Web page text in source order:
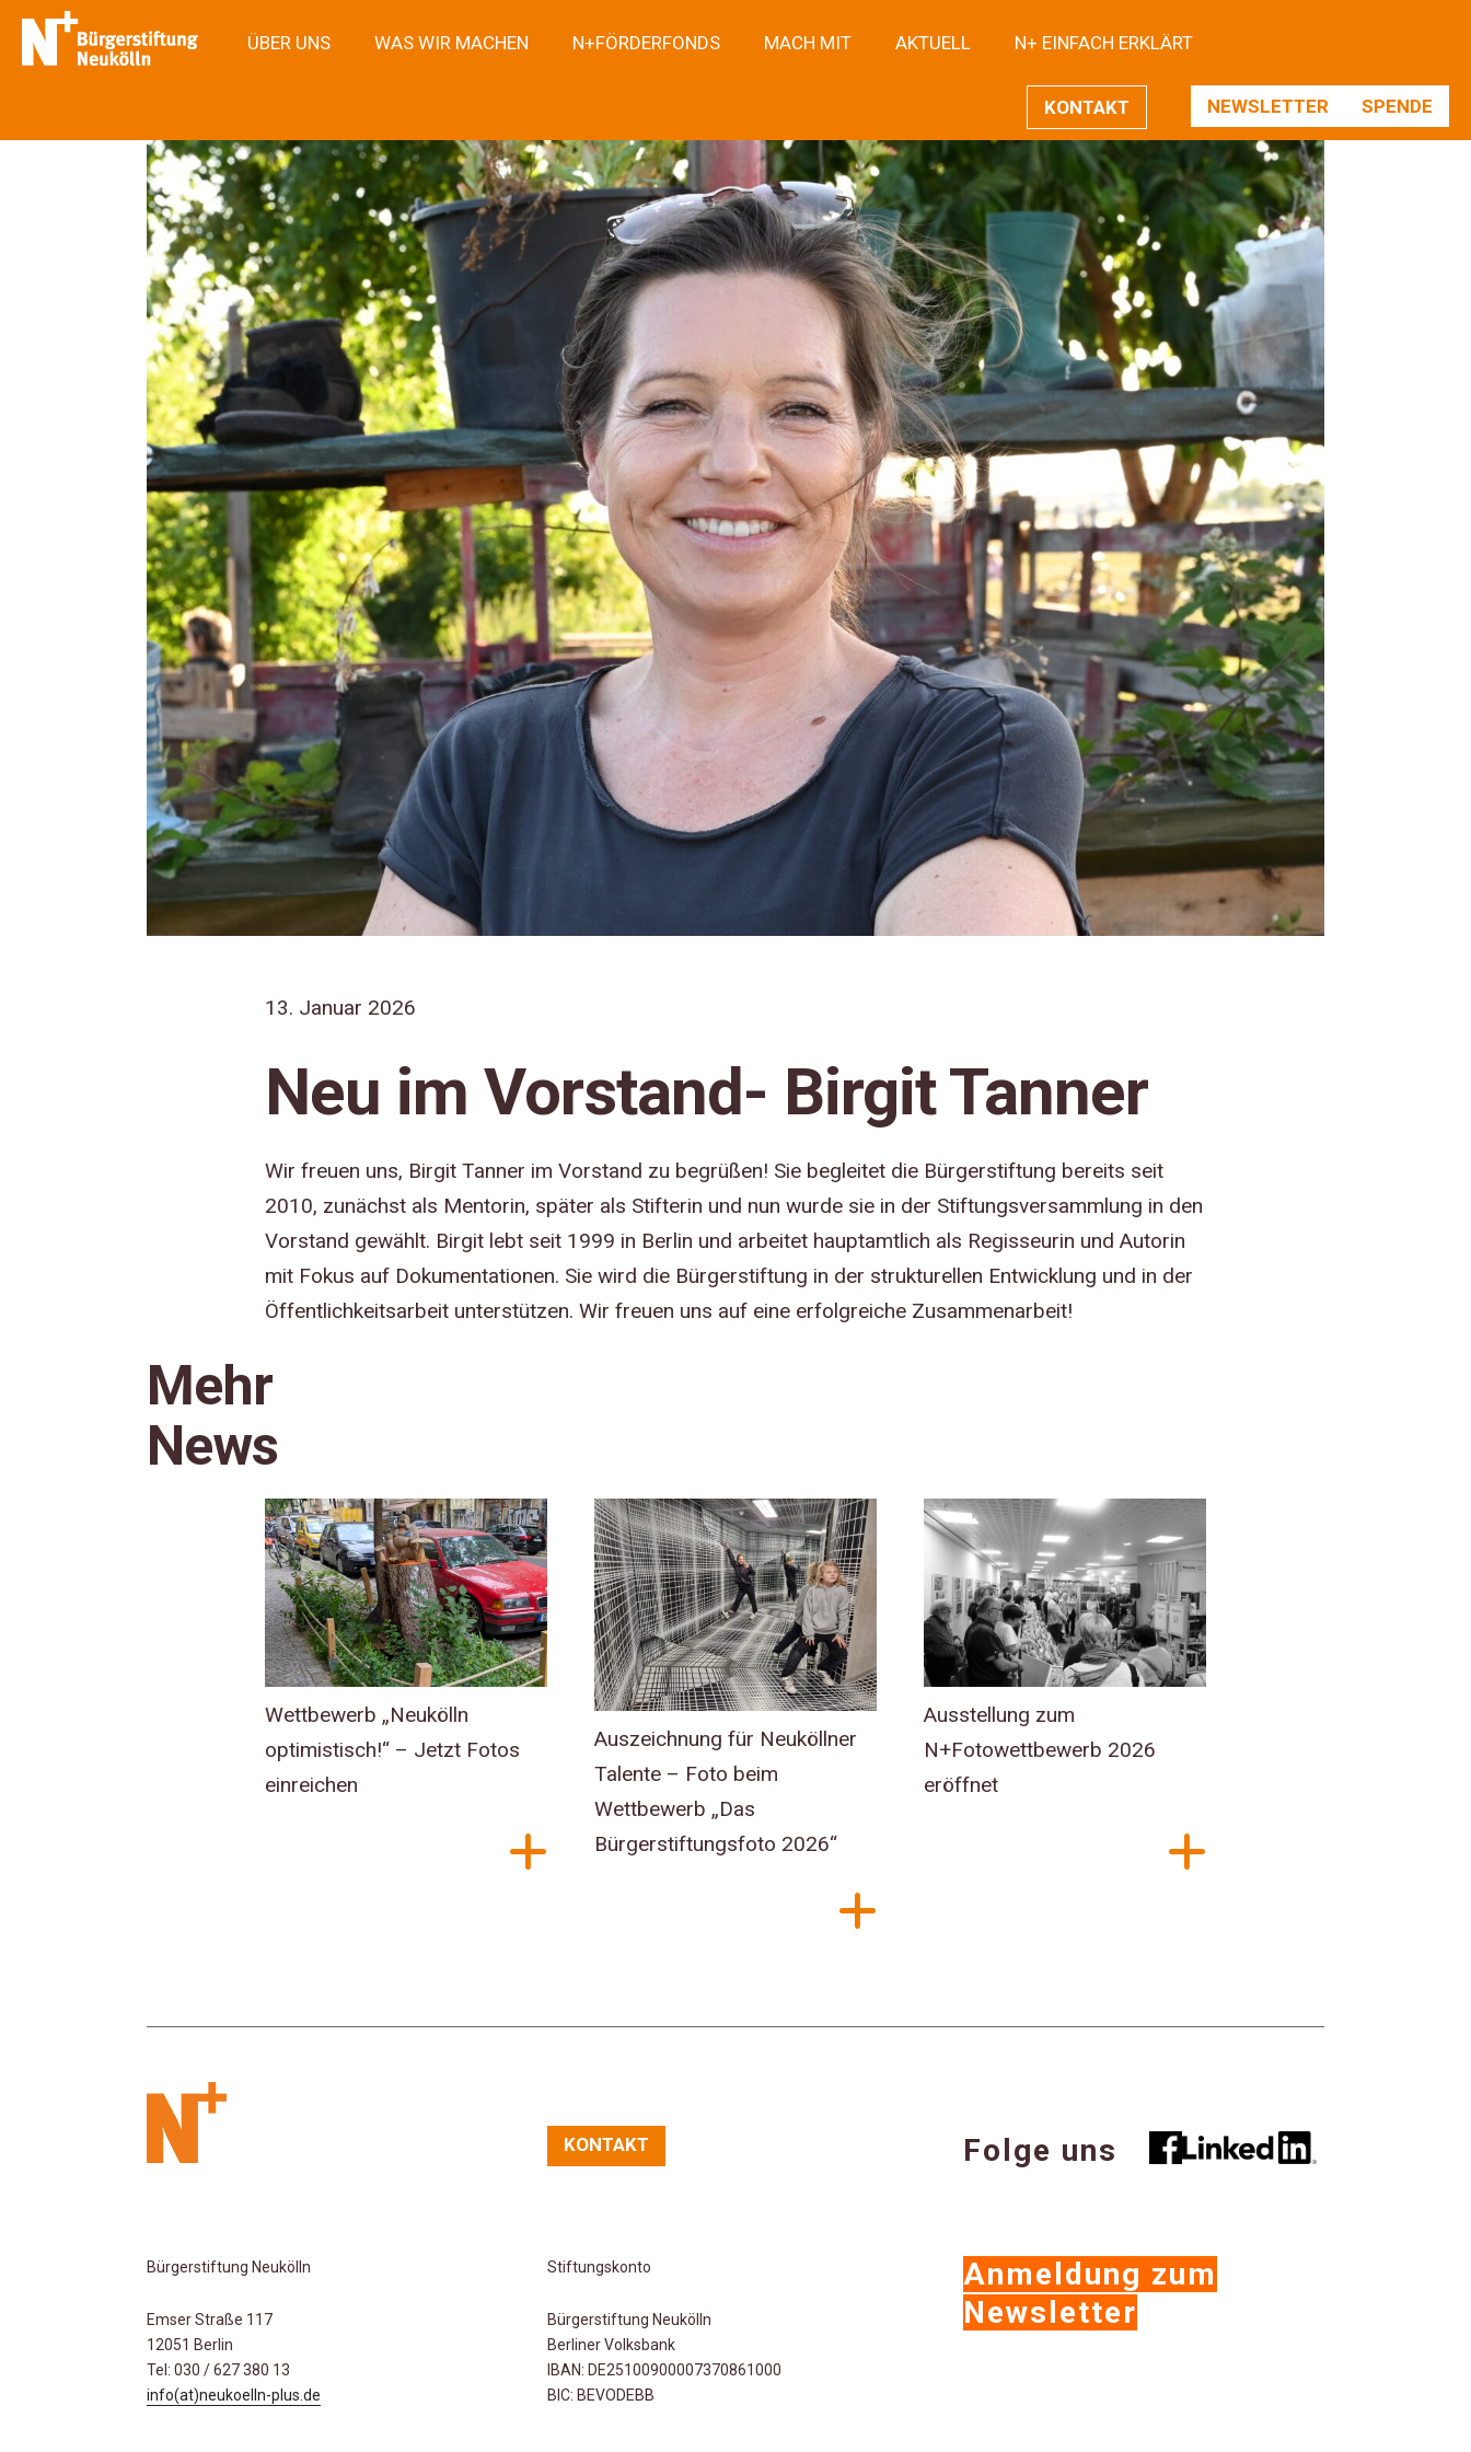
ÜBER UNS WAS WIR MACHEN N+FÖRDERFONDS MACH MIT AKTUELL N+ EINFACH ERKLÄRT
KONTAKT NEWSLETTER SPENDE
13. Januar 2026
Neu im Vorstand- Birgit Tanner
Wir freuen uns, Birgit Tanner im Vorstand zu begrüßen! Sie begleitet die Bürgerstiftung bereits seit
2010, zunächst als Mentorin, später als Stifterin und nun wurde sie in der Stiftungsversammlung in den
Vorstand gewählt. Birgit lebt seit 1999 in Berlin und arbeitet hauptamtlich als Regisseurin und Autorin
mit Fokus auf Dokumentationen. Sie wird die Bürgerstiftung in der strukturellen Entwicklung und in der
Öffentlichkeitsarbeit unterstützen. Wir freuen uns auf eine erfolgreiche Zusammenarbeit!
Mehr
News
Wettbewerb „Neukölln
optimistisch!“ – Jetzt Fotos
einreichen
Auszeichnung für Neuköllner
Talente – Foto beim
Wettbewerb „Das
Bürgerstiftungsfoto 2026“
Ausstellung zum
N+Fotowettbewerb 2026
eröffnet
KONTAKT Folge uns
Bürgerstiftung Neukölln
Emser Straße 117
12051 Berlin
Tel: 030 / 627 380 13
info(at)neukoelln-plus.de
Stiftungskonto
Bürgerstiftung Neukölln
Berliner Volksbank
IBAN: DE25100900007370861000
BIC: BEVODEBB
Anmeldung zum
Newsletter